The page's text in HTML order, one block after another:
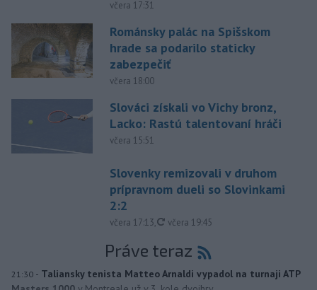
včera 17:31
Románsky palác na Spišskom
hrade sa podarilo staticky
zabezpečiť
včera 18:00
Slováci získali vo Vichy bronz,
Lacko: Rastú talentovaní hráči
včera 15:51
Slovenky remizovali v druhom
prípravnom dueli so Slovinkami
2:2
včera 17:13, aktualizované
včera 19:45
Práve teraz
21:30 - Taliansky tenista Matteo Arnaldi vypadol na turnaji ATP